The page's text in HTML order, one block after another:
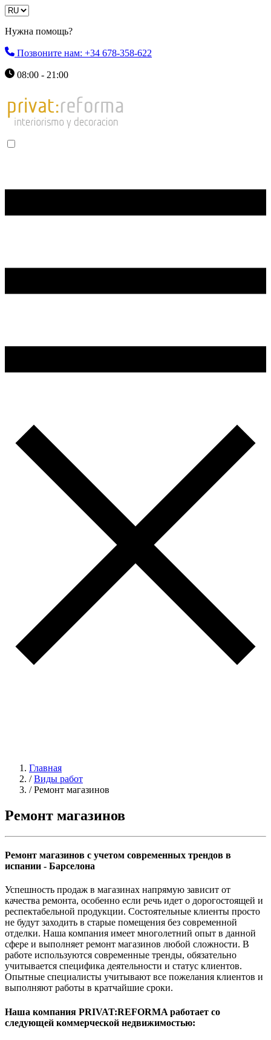
Нужна помощь?
Позвоните нам: +34 678-358-622
08:00 - 21:00
Главная
/ Виды работ
/ Ремонт магазинов
Ремонт магазинов
Ремонт магазинов с учетом современных трендов в
испании - Барселона
Успешность продаж в магазинах напрямую зависит от
качества ремонта, особенно если речь идет о дорогостоящей и
респектабельной продукции. Состоятельные клиенты просто
не будут заходить в старые помещения без современной
отделки. Наша компания имеет многолетний опыт в данной
сфере и выполняет ремонт магазинов любой сложности. В
работе используются современные тренды, обязательно
учитывается специфика деятельности и статус клиентов.
Опытные специалисты учитывают все пожелания клиентов и
выполняют работы в кратчайшие сроки.
Наша компания PRIVAT:REFORMA работает со
следующей коммерческой недвижимостью: